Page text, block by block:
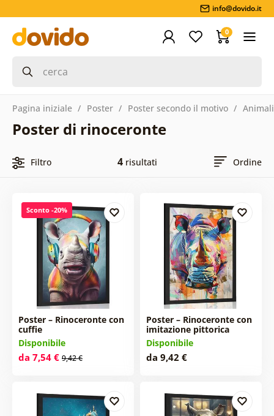
info@dovido.it
0
Pagina iniziale Poster Poster secondo il motivo Animali
Poster di rinoceronte
Filtro 4risultati Ordine
Sconto -20%
Poster – Rinoceronte con
cuffie
Disponibile
da 7,54 € 9,42 €
Poster – Rinoceronte con
imitazione pittorica
Disponibile
da 9,42 €